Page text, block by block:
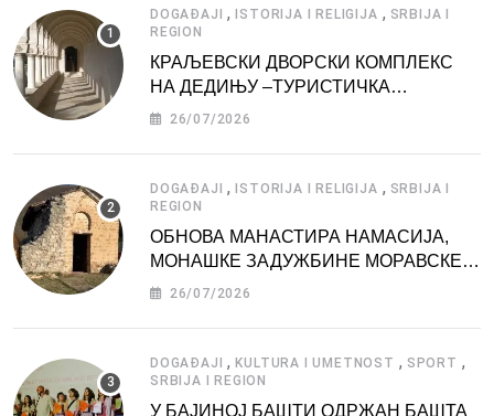
DOGAĐAJI , ISTORIJA I RELIGIJA , SRBIJA I
REGION
КРАЉЕВСКИ ДВОРСКИ КОМПЛЕКС
НА ДЕДИЊУ –ТУРИСТИЧКА
АТРАКЦИЈА
26/07/2026
DOGAĐAJI , ISTORIJA I RELIGIJA , SRBIJA I
REGION
ОБНОВА МАНАСТИРА НАМАСИЈА,
МОНАШКЕ ЗАДУЖБИНЕ МОРАВСКЕ
СРБИЈЕ
26/07/2026
DOGAĐAJI ,KULTURA I UMETNOST , SPORT ,
SRBIJA I REGION
У БАЈИНОЈ БАШТИ ОДРЖАН БАШТА